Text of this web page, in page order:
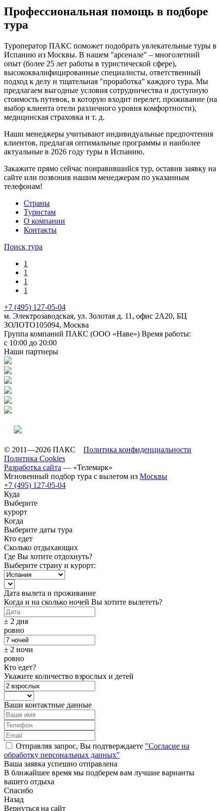
Профессиональная помощь в подборе
тура
Туроператор ПАКС поможет подобрать увлекательные туры в
Испанию из Москвы. В нашем "арсенале" – многолетний
опыт (более 25 лет работы в туристической сфере),
высококвалифицированные специалисты, ответственный
подход к делу и тщательная "проработка" каждого тура. Мы
предлагаем выгодные условия сотрудничества и доступную
стоимость путевок, в которую входит перелет, проживание (на
выбор клиента отели различного уровня комфортности),
медицинская страховка и т. д.
Наши менеджеры учитывают индивидуальные предпочтения
клиентов, предлагая оптимальные программы и наиболее
актуальные в 2026 году туры в Испанию.
Закажите прямо сейчас понравившийся тур, оставив заявку на
сайте или позвонив нашим менеджерам по указанным
телефонам!
Cтраны
Туристам
О компании
Контакты
Поиск тура
1
1
1
1
+7 (495) 127-05-04
м. Электрозаводская, ул. Золотая д. 11, офис 2А20, БЦ
ЗОЛОТО105094, Москва
Группа компаний ПАКС (ООО «Наве») Время работы:
с 10:00 до 20:00
Наши партнеры
© 2011—2026 ПАКС Политика конфиденциальности
Политика Cookies
Разработка сайта — «Телемарк»
Мгновенный подбор тура с вылетом из Москвы
+7 (495) 127-05-04
Куда
Выберите
курорт
Когда
Выберите даты тура
Кто едет
Сколько отдыхающих
Где Вы хотите отдохнуть?
Выберите страну и курорт:
Дата вылета и проживание
Когда и на сколько ночей Вы хотите вылететь?
± 2 дня
ровно
± 2 ночи
ровно
Кто едет?
Укажите количество взрослых и детей
Ваши контактные данные
Отправляя запрос, Вы подтверждаете "Согласие на
обработку персональных данных"
Ваша заявка успешно отправлена
В ближайшее время мы подберем вам лучшие варианты
вашего отдыха
Спасибо
Назад
Вернуться на сайт